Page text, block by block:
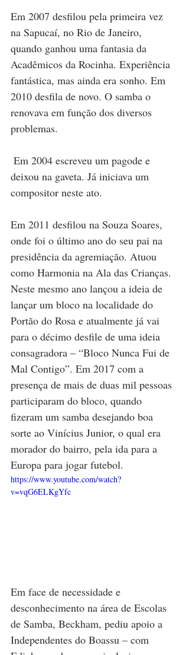
Em 2007 desfilou pela primeira vez
na Sapucaí, no Rio de Janeiro,
quando ganhou uma fantasia da
Acadêmicos da Rocinha. Experiência
fantástica, mas ainda era sonho. Em
2010 desfila de novo. O samba o
renovava em função dos diversos
problemas.
deixou na gaveta. Já iniciava um
compositor neste ato.
Em 2011 desfilou na Souza Soares,
onde foi o último ano do seu pai na
presidência da agremiação. Atuou
como Harmonia na Ala das Crianças.
Neste mesmo ano lançou a ideia de
lançar um bloco na localidade do
Portão do Rosa e atualmente já vai
para o décimo desfile de uma ideia
consagradora – “Bloco Nunca Fui de
Mal Contigo”. Em 2017 com a
presença de mais de duas mil pessoas
participaram do bloco, quando
fizeram um samba desejando boa
sorte ao Vinícius Junior, o qual era
morador do bairro, pela ida para a
Europa para jogar futebol.
https://www.youtube.com/watch?
v=vqG6ELKgYfc
Em face de necessidade e
desconhecimento na área de Escolas
de Samba, Beckham, pediu apoio a
Independentes do Boassu – com